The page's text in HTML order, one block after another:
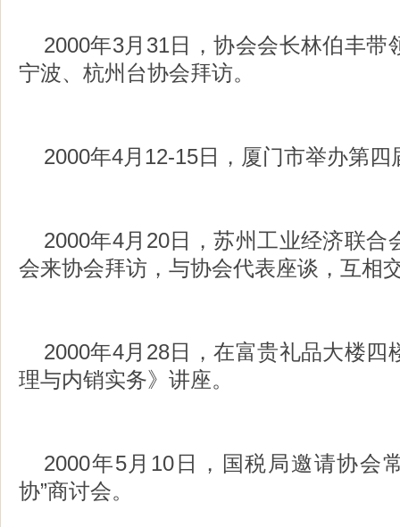
2000年3月31日，协会会长林伯丰带
宁波、杭州台协会拜访。
2000年4月12-15日，厦门市举办第四
2000年4月20日，苏州工业经济联合
会来协会拜访，与协会代表座谈，互相
2000年4月28日，在富贵礼品大楼四
理与内销实务》讲座。
2000年5月10日，国税局邀请协会
协”商讨会。